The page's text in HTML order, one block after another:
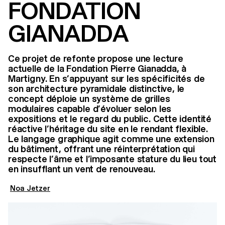
FONDATION
GIANADDA
Ce projet de refonte propose une lecture
actuelle de la Fondation Pierre Gianadda, à
Martigny. En s’appuyant sur les spécificités de
son architecture pyramidale distinctive, le
concept déploie un système de grilles
modulaires capable d’évoluer selon les
expositions et le regard du public. Cette identité
réactive l’héritage du site en le rendant flexible.
Le langage graphique agit comme une extension
du bâtiment, offrant une réinterprétation qui
respecte l’âme et l’imposante stature du lieu tout
en insufflant un vent de renouveau.
Noa Jetzer